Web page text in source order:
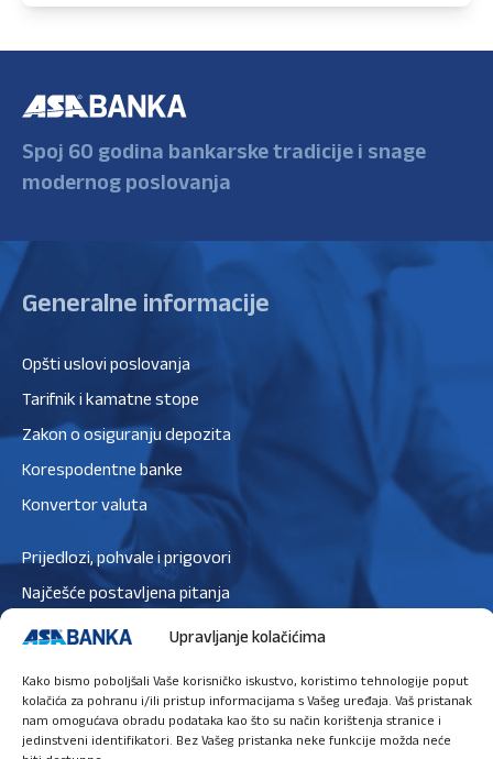
Upravljanje kolačićima
Kako bismo poboljšali Vaše korisničko iskustvo, koristimo tehnologije poput
kolačića za pohranu i/ili pristup informacijama s Vašeg uređaja. Vaš pristanak
nam omogućava obradu podataka kao što su način korištenja stranice i
jedinstveni identifikatori. Bez Vašeg pristanka neke funkcije možda neće
Spoj 60 godina bankarske tradicije i snage
modernog poslovanja
Generalne informacije
Opšti uslovi poslovanja
Tarifnik i kamatne stope
Zakon o osiguranju depozita
Korespodentne banke
Konvertor valuta
Prijedlozi, pohvale i prigovori
Najčešće postavljena pitanja
Zaštita podataka
Politika kolačića